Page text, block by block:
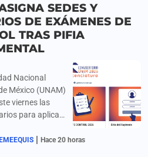
SEDES Y
DE EXÁMENES DE
TRAS PIFIA
Nacional
México (UNAM)
viernes las
para aplicar
12 al 19 de
| Hace 20 horas